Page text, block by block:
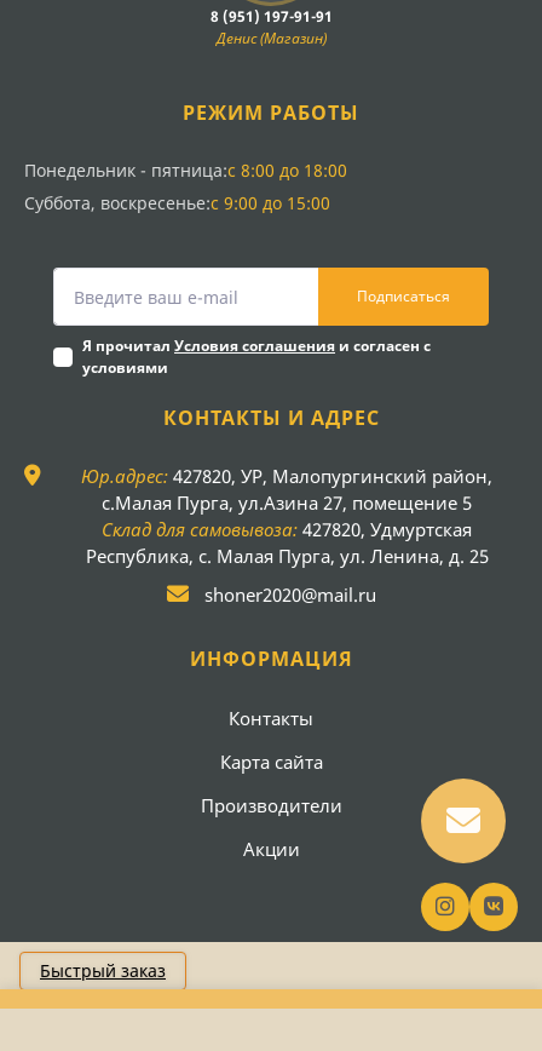
Быстрый заказ
8 (951) 197-91-91
Денис (Магазин)
РЕЖИМ РАБОТЫ
Понедельник - пятница:с 8:00 до 18:00
Суббота, воскресенье:с 9:00 до 15:00
Подписаться
Я прочитал Условия соглашения и согласен с
условиями
КОНТАКТЫ И АДРЕС
Юр.адрес: 427820, УР, Малопургинский район,
с.Малая Пурга, ул.Азина 27, помещение 5
Склад для самовывоза: 427820, Удмуртская
Республика, с. Малая Пурга, ул. Ленина, д. 25
shoner2020@mail.ru
ИНФОРМАЦИЯ
Контакты
Карта сайта
Производители
Акции
Создание сайтаВебсайт18